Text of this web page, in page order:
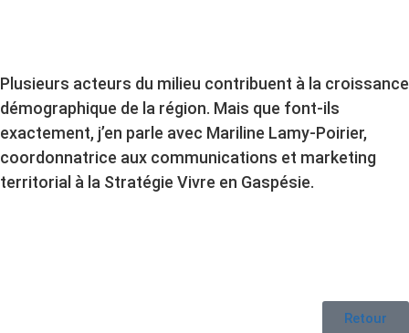
Plusieurs acteurs du milieu contribuent à la croissance
démographique de la région. Mais que font-ils
exactement, j’en parle avec Mariline Lamy-Poirier,
coordonnatrice aux communications et marketing
territorial à la Stratégie Vivre en Gaspésie.
Retour